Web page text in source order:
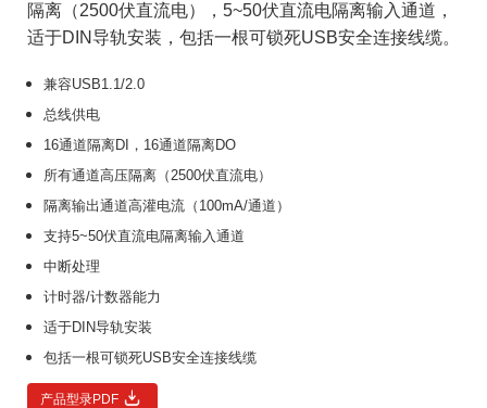
隔离（2500伏直流电），5~50伏直流电隔离输入通道，
适于DIN导轨安装，包括一根可锁死USB安全连接线缆。
兼容USB1.1/2.0
总线供电
16通道隔离DI，16通道隔离DO
所有通道高压隔离（2500伏直流电）
隔离输出通道高灌电流（100mA/通道）
支持5~50伏直流电隔离输入通道
中断处理
计时器/计数器能力
适于DIN导轨安装
包括一根可锁死USB安全连接线缆
产品型录PDF